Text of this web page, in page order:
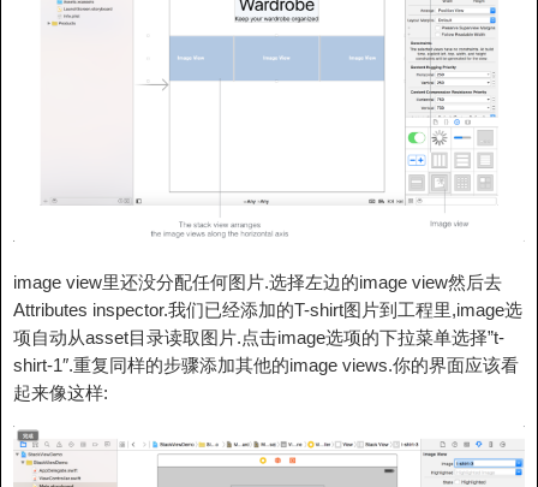
image view里还没分配任何图片.选择左边的image view然后去
Attributes inspector.我们已经添加的T-shirt图片到工程里,image选
项自动从asset目录读取图片.点击image选项的下拉菜单选择”t-
shirt-1″.重复同样的步骤添加其他的image views.你的界面应该看
起来像这样: